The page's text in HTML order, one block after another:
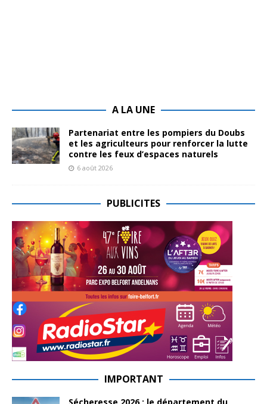
A LA UNE
Partenariat entre les pompiers du Doubs
et les agriculteurs pour renforcer la lutte
contre les feux d’espaces naturels
6 août 2026
PUBLICITES
IMPORTANT